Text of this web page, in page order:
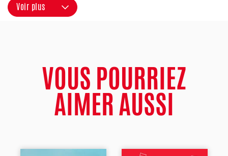
Voir plus
VOUS POURRIEZ
AIMER AUSSI